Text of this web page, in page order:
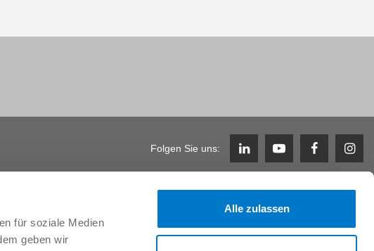
für soziale Medien
geben wir
Alle zulassen
Folgen Sie uns:
FACTORY
Stellenangebote